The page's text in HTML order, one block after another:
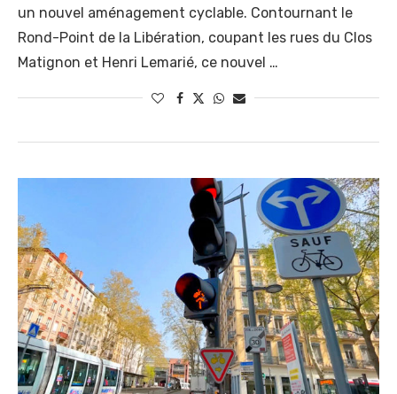
un nouvel aménagement cyclable. Contournant le
Rond-Point de la Libération, coupant les rues du Clos
Matignon et Henri Lemarié, ce nouvel …